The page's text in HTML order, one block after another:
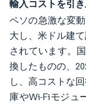
輸入コストを引
ペソの急激な変
大し、米ドル建
されています。
換したものの、
し、高コストな
庫やWi-Fiモジュ